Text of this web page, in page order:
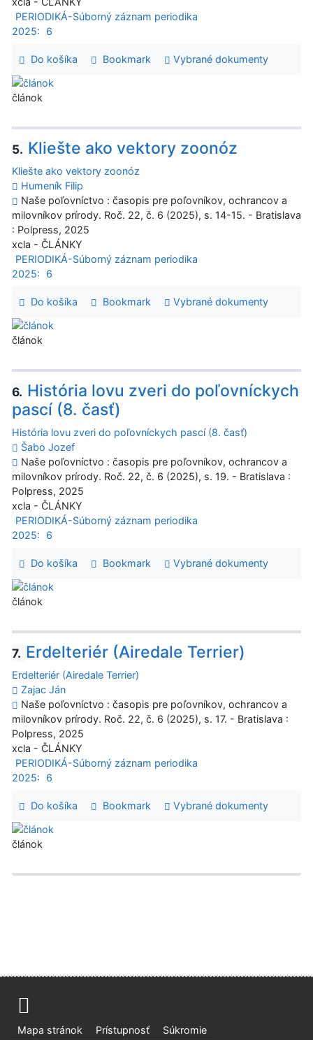
PERIODIKÁ-Súborný záznam periodika
2025:
6
Do košíka Bookmark Vybrané dokumenty
článok
5. Kliešte ako vektory zoonóz
Kliešte ako vektory zoonóz
Humeník Filip
Naše poľovníctvo : časopis pre poľovníkov, ochrancov a
milovníkov prírody. Roč. 22, č. 6 (2025), s. 14-15. - Bratislava
: Polpress, 2025
xcla - ČLÁNKY
PERIODIKÁ-Súborný záznam periodika
2025:
6
Do košíka Bookmark Vybrané dokumenty
článok
6. História lovu zveri do poľovníckych
pascí (8. časť)
História lovu zveri do poľovníckych pascí (8. časť)
Šabo Jozef
Naše poľovníctvo : časopis pre poľovníkov, ochrancov a
milovníkov prírody. Roč. 22, č. 6 (2025), s. 19. - Bratislava :
Polpress, 2025
xcla - ČLÁNKY
PERIODIKÁ-Súborný záznam periodika
2025:
6
Do košíka Bookmark Vybrané dokumenty
článok
7. Erdelteriér (Airedale Terrier)
Erdelteriér (Airedale Terrier)
Zajac Ján
Naše poľovníctvo : časopis pre poľovníkov, ochrancov a
milovníkov prírody. Roč. 22, č. 6 (2025), s. 17. - Bratislava :
Polpress, 2025
xcla - ČLÁNKY
PERIODIKÁ-Súborný záznam periodika
2025:
6
Do košíka Bookmark Vybrané dokumenty
článok
Mapa stránok Prístupnosť Súkromie